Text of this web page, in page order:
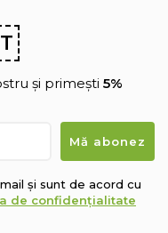
și primești 5%
și sunt de acord cu
de confidențialitate